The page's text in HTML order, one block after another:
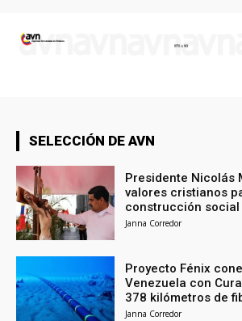
SELECCIÓN DE AVN
Presidente Nicolás
valores cristianos
construcción social
Janna Corredor
Proyecto Fénix
Venezuela con
378 kilómetros de
Janna Corredor